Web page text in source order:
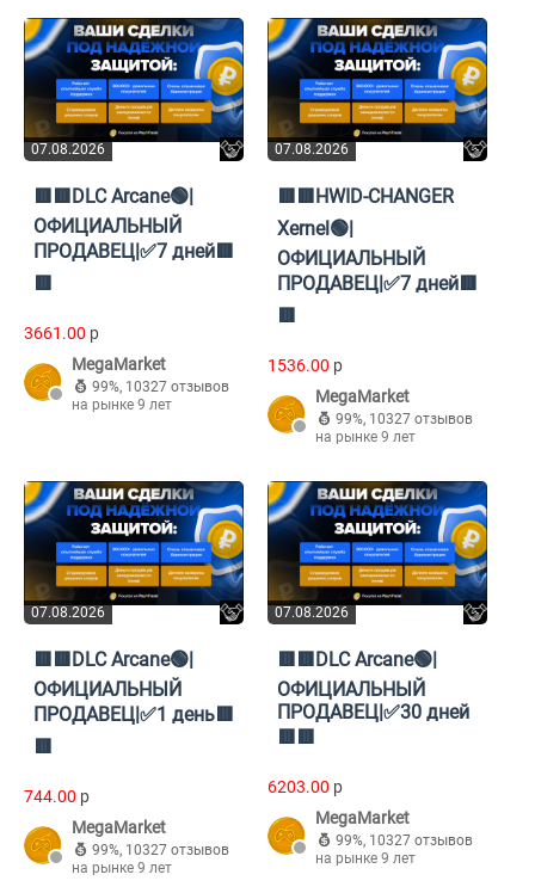
07.08.2026
🟥🟥DLC Arcane🟢|
ОФИЦИАЛЬНЫЙ
ПРОДАВЕЦ|✅7 дней🟥
3661.00 p
MegaMarket
99%, 10327 отзывов
на рынке 9 лет
07.08.2026
🟥🟥HWID-CHANGER
Xernel🟢|
ОФИЦИАЛЬНЫЙ
ПРОДАВЕЦ|✅7 дней🟥
1536.00 p
MegaMarket
99%, 10327 отзывов
на рынке 9 лет
07.08.2026
🟥🟥DLC Arcane🟢|
ОФИЦИАЛЬНЫЙ
ПРОДАВЕЦ|✅1 день🟥
744.00 p
MegaMarket
99%, 10327 отзывов
на рынке 9 лет
07.08.2026
🟥🟥DLC Arcane🟢|
ОФИЦИАЛЬНЫЙ
ПРОДАВЕЦ|✅30 дней
6203.00 p
MegaMarket
99%, 10327 отзывов
на рынке 9 лет